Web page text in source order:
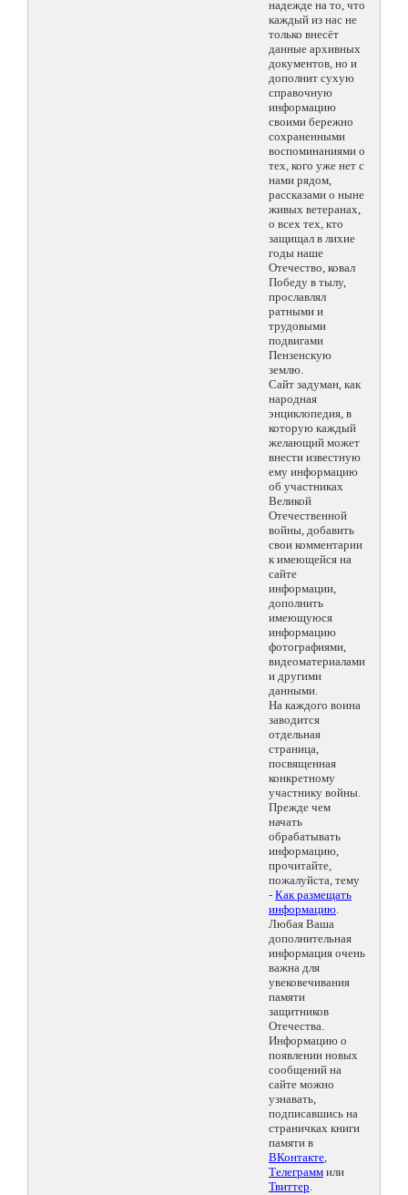
надежде на то, что
каждый из нас не
только внесёт
данные архивных
документов, но и
дополнит сухую
справочную
информацию
своими бережно
сохраненными
воспоминаниями о
тех, кого уже нет с
нами рядом,
рассказами о ныне
живых ветеранах,
о всех тех, кто
защищал в лихие
годы наше
Отечество, ковал
Победу в тылу,
прославлял
ратными и
трудовыми
подвигами
Пензенскую
землю.
Сайт задуман, как
народная
энциклопедия, в
которую каждый
желающий может
внести известную
ему информацию
об участниках
Великой
Отечественной
войны, добавить
свои комментарии
к имеющейся на
сайте
информации,
дополнить
имеющуюся
информацию
фотографиями,
видеоматериалами
и другими
данными.
На каждого воина
заводится
отдельная
страница,
посвященная
конкретному
участнику войны.
Прежде чем
начать
обрабатывать
информацию,
прочитайте,
пожалуйста, тему
- Как размещать
информацию.
Любая Ваша
дополнительная
информация очень
важна для
увековечивания
памяти
защитников
Отечества.
Информацию о
появлении новых
сообщений на
сайте можно
узнавать,
подписавшись на
страничках книги
памяти в
ВКонтакте,
Телеграмм или
Твиттер.